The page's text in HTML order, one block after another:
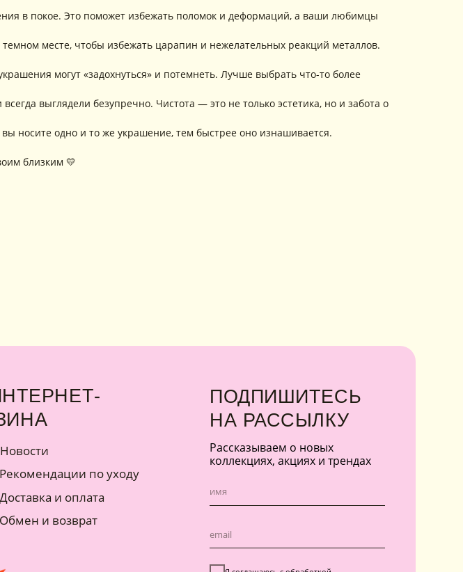
в покое. Это поможет избежать поломок и деформаций, а ваши любимцы
месте, чтобы избежать царапин и нежелательных реакций металлов.
могут «задохнуться» и потемнеть. Лучше выбрать что-то более
выглядели безупречно. Чистота — это не только эстетика, но и забота о
носите одно и то же украшение, тем быстрее оно изнашивается.
близким 💛
на получение рекламной
подписаться